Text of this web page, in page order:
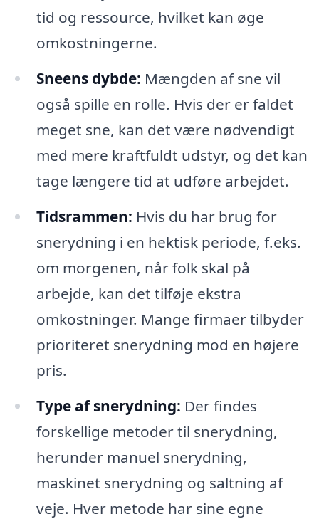
tid og ressource, hvilket kan øge
omkostningerne.
Sneens dybde: Mængden af sne vil
også spille en rolle. Hvis der er faldet
meget sne, kan det være nødvendigt
med mere kraftfuldt udstyr, og det kan
tage længere tid at udføre arbejdet.
Tidsrammen: Hvis du har brug for
snerydning i en hektisk periode, f.eks.
om morgenen, når folk skal på
arbejde, kan det tilføje ekstra
omkostninger. Mange firmaer tilbyder
prioriteret snerydning mod en højere
pris.
Type af snerydning: Der findes
forskellige metoder til snerydning,
herunder manuel snerydning,
maskinet snerydning og saltning af
veje. Hver metode har sine egne